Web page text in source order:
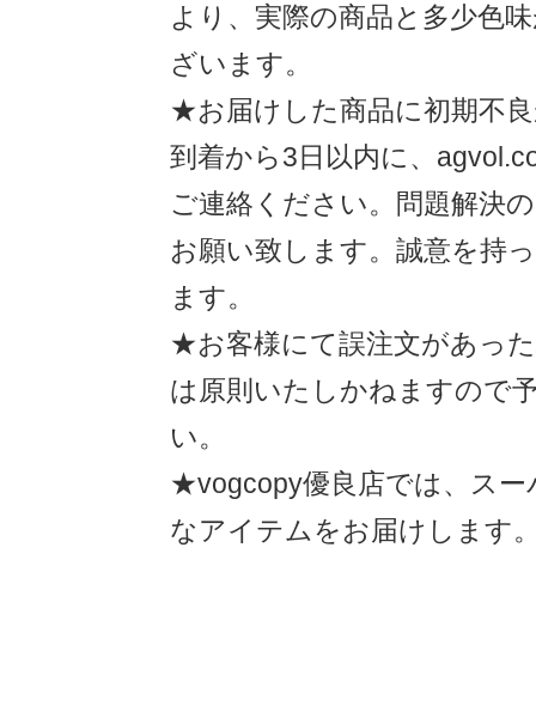
より、実際の商品と多少色
ざいます。
★お届けした商品に初期不
到着から3日以内に、
ご連絡ください。問題解決
お願い致します。誠意を持
ます。
★お客様にて誤注文があっ
は原則いたしかねますので
い。
★vogcopy優良店では、スー
なアイテムをお届けします